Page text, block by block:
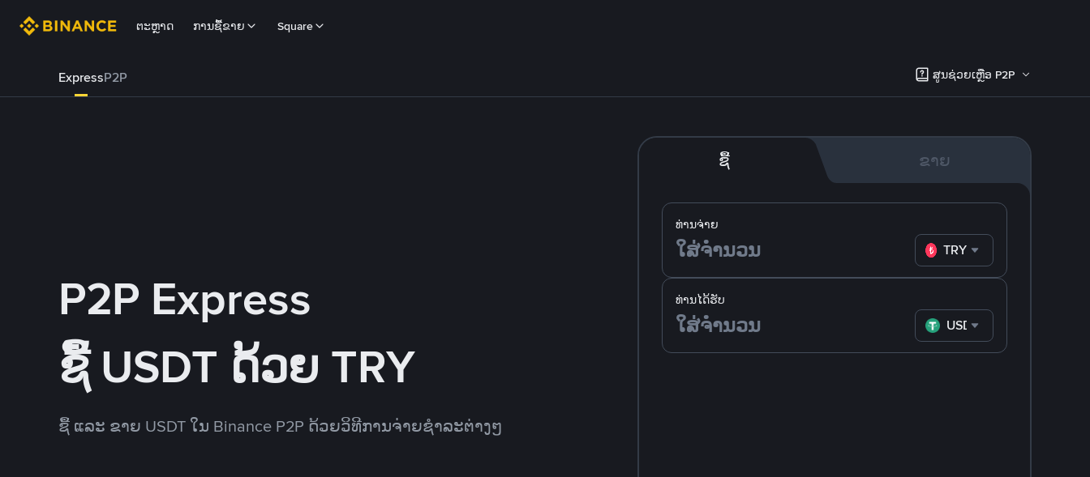
ຕະຫຼາດ ການຊື້ຂາຍ Square
ExpressP2P ສູນຊ່ວຍເຫຼືອ P2P
P2P Express
ຊື້ USDT ດ້ວຍ TRY
ຊື້ ແລະ ຂາຍ USDT ໃນ Binance P2P ດ້ວຍວິທີການຈ່າຍຊຳລະຕ່າງໆ
ຊື້ ຂາຍ
ທ່ານຈ່າຍ
TRY
ທ່ານໄດ້ຮັບ
USDT